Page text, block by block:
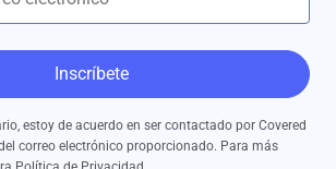
Inscríbete
estoy de acuerdo en ser contactado por Covered
correo electrónico proporcionado. Para más